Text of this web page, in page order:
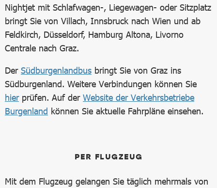
Nightjet mit Schlafwagen-, Liegewagen- oder Sitzplatz
bringt Sie von Villach, Innsbruck nach Wien und ab
Feldkirch, Düsseldorf, Hamburg Altona, Livorno
Centrale nach Graz.
Der Südburgenlandbus bringt Sie von Graz ins
Südburgenland. Weitere Verbindungen können Sie
hierprüfen. Auf der Website der Verkehrsbetriebe
Burgenland können Sie aktuelle Fahrpläne einsehen.
PER FLUGZEUG
Mit dem Flugzeug gelangen Sie täglich mehrmals von